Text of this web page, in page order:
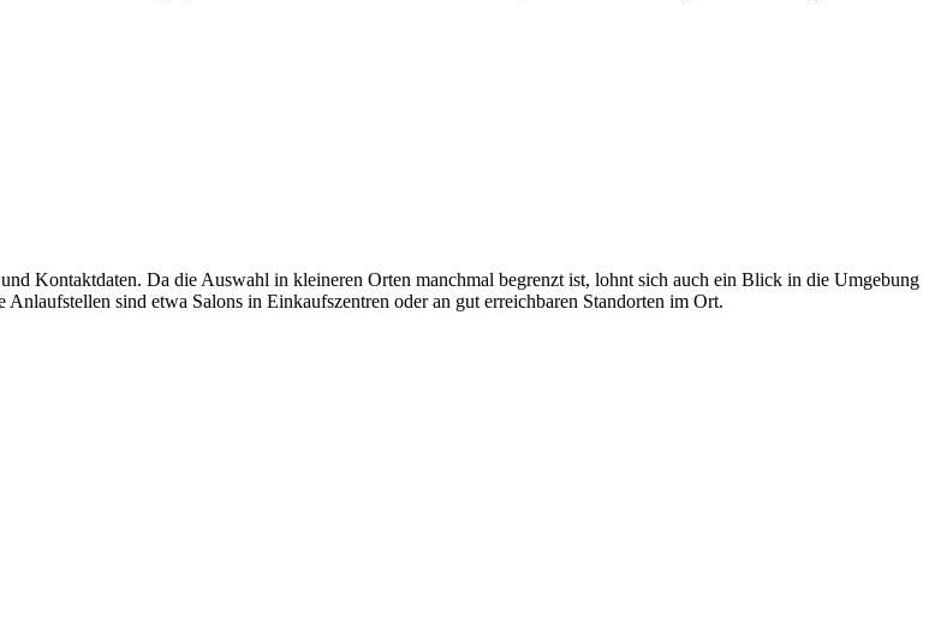
Kontaktdaten. Da die Auswahl in kleineren Orten manchmal begrenzt ist, lohnt sich auch ein Blick in die Umgebung
sind etwa Salons in Einkaufszentren oder an gut erreichbaren Standorten im Ort.